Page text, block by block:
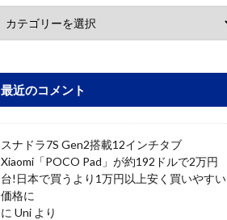
最近のコメント
スナドラ7S Gen2搭載12インチタブ
Xiaomi「POCO Pad」が約192ドルで2万円
台!日本で買うより1万円以上安く買いやすい
価格に
に Uni より